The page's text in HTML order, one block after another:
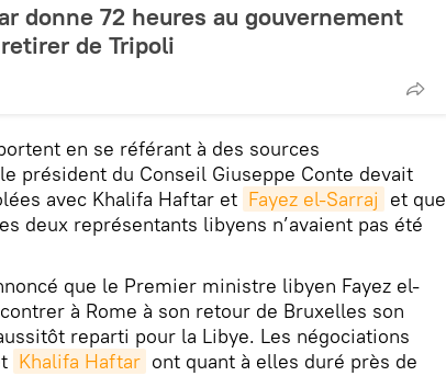
donne 72 heures au gouvernement
de Tripoli
en se référant à des sources
président du Conseil Giuseppe Conte devait
avec Khalifa Haftar et Fayez el-Sarraj et que
deux représentants libyens n’avaient pas été
que le Premier ministre libyen Fayez el-
à Rome à son retour de Bruxelles son
reparti pour la Libye. Les négociations
Khalifa Haftar ont quant à elles duré près de